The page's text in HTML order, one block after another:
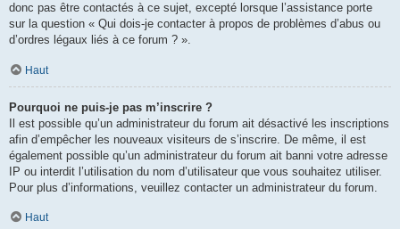
donc pas être contactés à ce sujet, excepté lorsque l’assistance porte
sur la question « Qui dois-je contacter à propos de problèmes d’abus ou
d’ordres légaux liés à ce forum ? ».
Haut
Pourquoi ne puis-je pas m’inscrire ?
Il est possible qu’un administrateur du forum ait désactivé les inscriptions
afin d’empêcher les nouveaux visiteurs de s’inscrire. De même, il est
également possible qu’un administrateur du forum ait banni votre adresse
IP ou interdit l’utilisation du nom d’utilisateur que vous souhaitez utiliser.
Pour plus d’informations, veuillez contacter un administrateur du forum.
Haut